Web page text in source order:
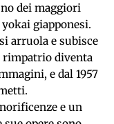
dei maggiori
giapponesi.
arruola e subisce
rimpatrio diventa
e dal 1957
e un